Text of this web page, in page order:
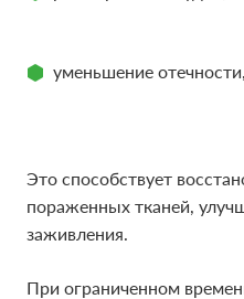
уменьшение
Это способствует
пораженных тканей,
заживления.
При ограниченном